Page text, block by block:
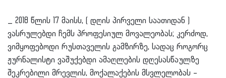
_ 2018 წლის 17 მაისს, ( დღის პირველი საათიდან )
ვასრულებდი ჩემს პროფესიულ მოვალეობას; კერძოდ,
ვიმყოფებოდი რუსთაველის გამზირზე, სადაც როგორც
ჟურნალისტი ვაშუქებდი ამაღლების დღესასწაულზე
შეკრებილი მრევლის, მოქალაქების მსვლელობას –